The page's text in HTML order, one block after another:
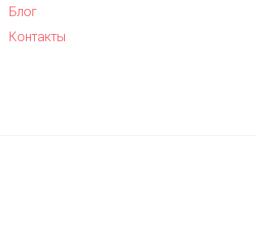
Блог
Контакты